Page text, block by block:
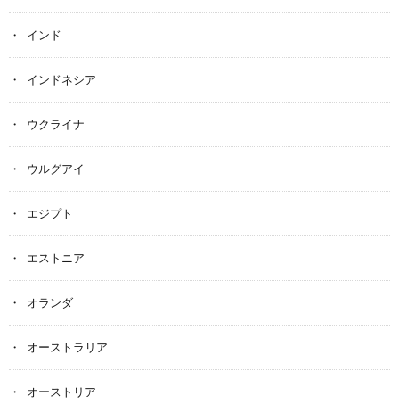
インド
インドネシア
ウクライナ
ウルグアイ
エジプト
エストニア
オランダ
オーストラリア
オーストリア